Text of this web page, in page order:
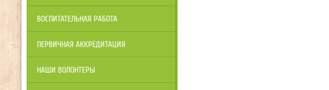
ВОСПИТАТЕЛЬНАЯ РАБОТА
ПЕРВИЧНАЯ АККРЕДИТАЦИЯ
НАШИ ВОЛОНТЕРЫ